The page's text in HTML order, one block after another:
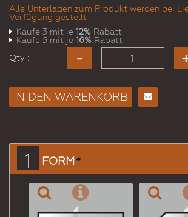
Alle Unterlagen zum Produkt werden bei
Verfügung gestellt
Kaufe 3 mit je 12% Rabatt
Kaufe 5 mit je 16% Rabatt
Qty :
IN DEN WARENKORB
1 FORM*